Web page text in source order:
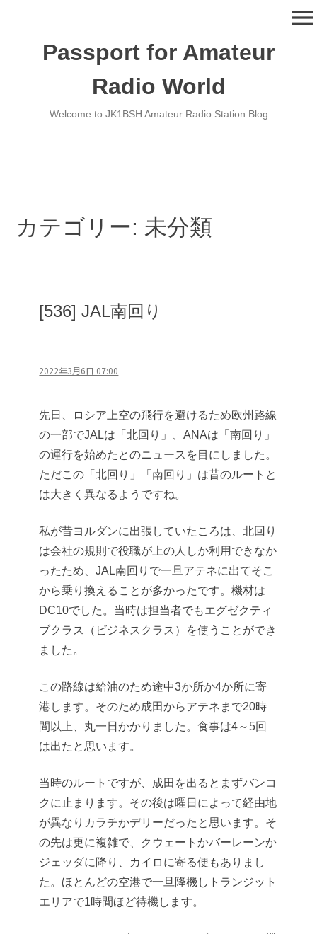
Passport for Amateur
Radio World
Welcome to JK1BSH Amateur Radio Station Blog
menu
カテゴリー: 未分類
[536] JAL南回り
2022年3月6日 07:00
先日、ロシア上空の飛行を避けるため欧州路線
の一部でJALは「北回り」、ANAは「南回り」
の運行を始めたとのニュースを目にしました。
ただこの「北回り」「南回り」は昔のルートと
は大きく異なるようですね。
私が昔ヨルダンに出張していたころは、北回り
は会社の規則で役職が上の人しか利用できなか
ったため、JAL南回りで一旦アテネに出てそこ
から乗り換えることが多かったです。機材は
DC10でした。当時は担当者でもエグゼクティ
ブクラス（ビジネスクラス）を使うことができ
ました。
この路線は給油のため途中3か所か4か所に寄
港します。そのため成田からアテネまで20時
間以上、丸一日かかりました。食事は4～5回
は出たと思います。
当時のルートですが、成田を出るとまずバンコ
クに止まります。その後は曜日によって経由地
が異なりカラチかデリーだったと思います。そ
の先は更に複雑で、クウェートかバーレーンか
ジェッダに降り、カイロに寄る便もありまし
た。ほとんどの空港で一旦降機しトランジット
エリアで1時間ほど待機します。